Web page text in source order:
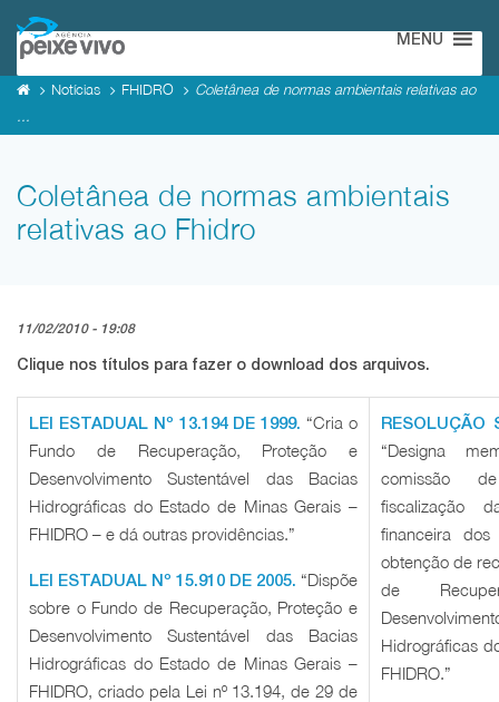
MENU
Notícias FHIDRO
Coletânea de normas ambientais relativas ao
...
Coletânea de normas ambientais
relativas ao Fhidro
11/02/2010 - 19:08
Clique nos títulos para fazer o download dos arquivos.
LEI ESTADUAL Nº 13.194 DE 1999. “Cria o
Fundo de Recuperação, Proteção e
Desenvolvimento Sustentável das Bacias
Hidrográficas do Estado de Minas Gerais –
FHIDRO – e dá outras providências.”
LEI ESTADUAL Nº 15.910 DE 2005. “Dispõe
sobre o Fundo de Recuperação, Proteção e
Desenvolvimento Sustentável das Bacias
Hidrográficas do Estado de Minas Gerais –
FHIDRO, criado pela Lei nº 13.194, de 29 de
RESOLUÇÃO
“Designa
comissão
fiscalização
financeira
obtenção de
de
Hidrográficas
FHIDRO.”